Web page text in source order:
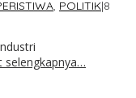
, POLITIK|8
selengkapnya…